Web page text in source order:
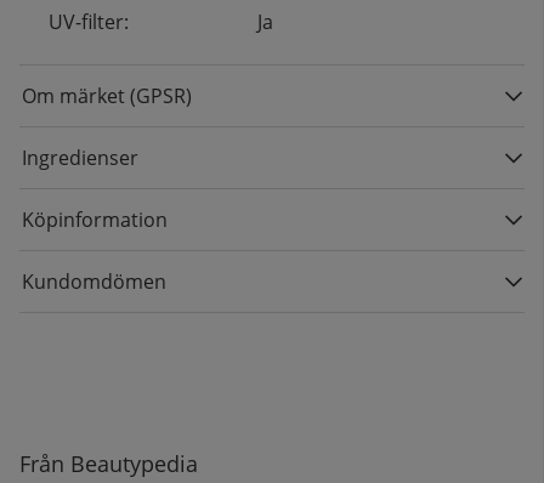
UV-filter:
Ja
Om märket (GPSR)
Ingredienser
Köpinformation
Kundomdömen
Från Beautypedia